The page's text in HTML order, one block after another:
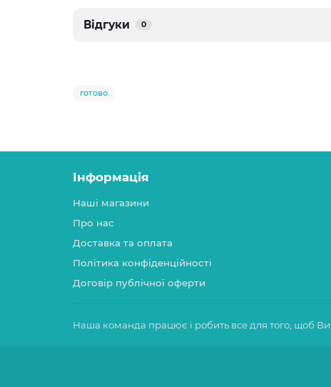
Відгуки 0
готово
Інформація
Наші магазини
Про нас
Доставка та оплата
Політика конфіденційності
Договір публічної оферти
Наша команда працює і робить все для того, щоб